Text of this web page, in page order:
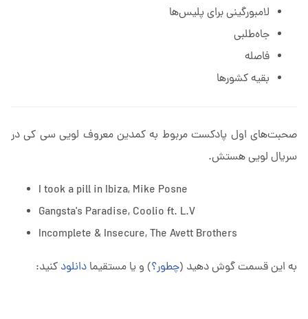
لامبورگینی برای پلیس‌ها
جاه‌طلبی
فاصله
بقیه کشورها
صحبت‌های اول پادکست مربوط به کمدین معروف لویی سی کی در
سریال لویی هستش.
I took a pill in Ibiza, Mike Posne
Gangsta's Paradise, Coolio ft. L.V
Incomplete & Insecure, The Avett Brothers
به این قسمت گوش دهید (چطور؟) و یا مستقیما دانلود کنید: